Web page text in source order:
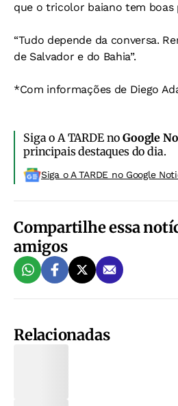
que o tricolor baiano tem boas
“Tudo depende da conversa.
de Salvador e do Bahia”.
*Com informações de Diego
Siga o A TARDE noGoogle
principais destaques do dia.
Siga o A TARDE no Google
Compartilhe essa
amigos
Relacionadas